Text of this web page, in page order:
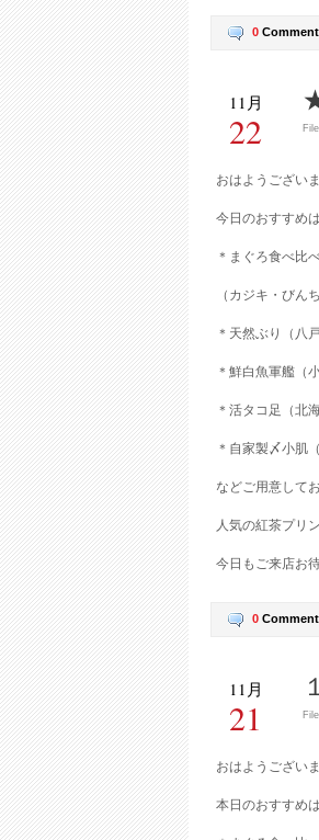
0
11月
22
おはようござい
今日のおすすめは
＊まぐろ食べ比
（カジキ・びん
＊天然ぶり（八
＊鮮白魚軍艦（
＊活タコ足（北
＊自家製〆小肌
などご用意して
人気の紅茶プリ
今日もご来店お
0
11月
21
おはようござい
本日のおすすめは